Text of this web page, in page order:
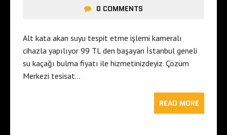
0 COMMENTS
Alt kata akan suyu tespit etme işlemi kameralı
cihazla yapılıyor 99 TL den başayan İstanbul geneli
su kaçağı bulma fiyatı ile hizmetinizdeyiz. Çözüm
Merkezi tesisat…
READ MORE